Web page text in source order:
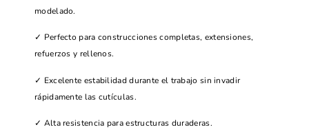
modelado.
✓ Perfecto para construcciones completas, extensiones,
refuerzos y rellenos.
✓ Excelente estabilidad durante el trabajo sin invadir
rápidamente las cutículas.
✓ Alta resistencia para estructuras duraderas.